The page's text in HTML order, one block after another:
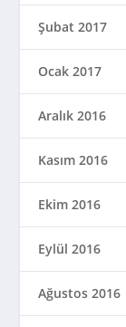
Şubat 2017
Ocak 2017
Aralık 2016
Kasım 2016
Ekim 2016
Eylül 2016
Ağustos 2016